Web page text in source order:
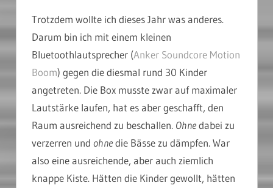
Trotzdem wollte ich dieses Jahr was anderes.
Darum bin ich mit einem kleinen
Bluetoothlautsprecher (Anker Soundcore Motion
Boom) gegen die diesmal rund 30 Kinder
angetreten. Die Box musste zwar auf maximaler
Lautstärke laufen, hat es aber geschafft, den
Raum ausreichend zu beschallen. Ohnedabei zu
verzerren und ohnedie Bässe zu dämpfen. War
also eine ausreichende, aber auch ziemlich
knappe Kiste. Hätten die Kinder gewollt, hätten